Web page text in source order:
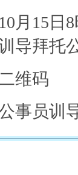
月15日
导拜托
维码
事员训